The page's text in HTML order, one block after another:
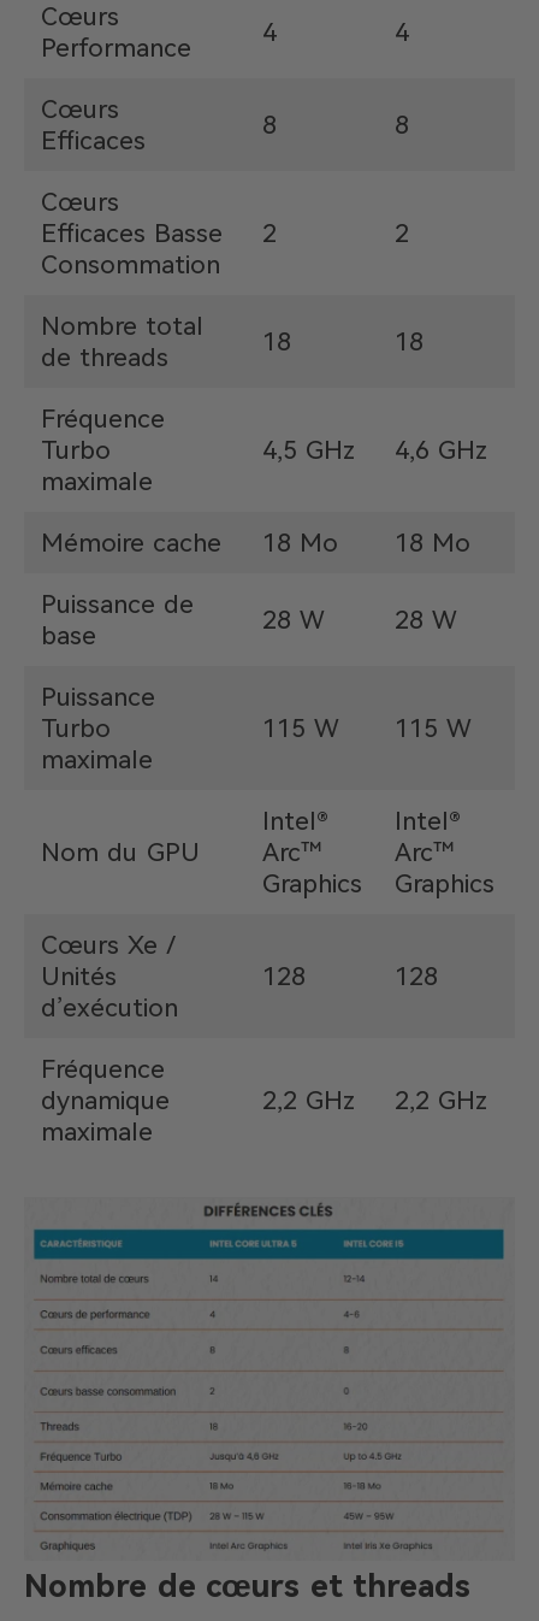
Cœurs
Performance
4 4
Cœurs
Efficaces
8 8
Cœurs
Efficaces Basse
Consommation
2 2
Nombre total
de threads
18 18
Fréquence
Turbo
maximale
4,5 GHz 4,6 GHz
Mémoire cache 18 Mo 18 Mo
Puissance de
base
28 W 28 W
Puissance
Turbo
maximale
115 W 115 W
Nom du GPU
Intel®
Arc™
Graphics
Intel®
Arc™
Graphics
Cœurs Xe /
Unités
d’exécution
128 128
Fréquence
dynamique
maximale
2,2 GHz 2,2 GHz
Nombre de cœurs et threads